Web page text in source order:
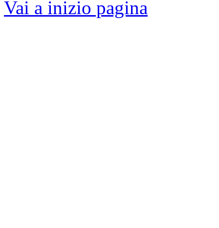
Vai a inizio pagina